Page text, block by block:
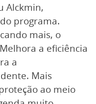
Alckmin,
programa.
mais, o
a eficiência
a
Mais
ao meio